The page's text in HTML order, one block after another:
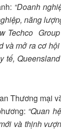
“Doanh
năng
Techco
mở ra cơ
tế,
Thương mại
“Quan
và thịnh